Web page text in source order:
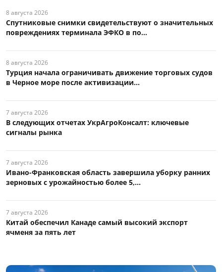
8 августа 2026
Спутниковые снимки свидетельствуют о значительных
повреждениях терминала ЭФКО в по...
8 августа 2026
Турция начала ограничивать движение торговых судов
в Черное море после активизации...
7 августа 2026
В следующих отчетах УкрАгроКонсалт: ключевые
сигналы рынка
7 августа 2026
Ивано-Франковская область завершила уборку ранних
зерновых с урожайностью более 5,...
7 августа 2026
Китай обеспечил Канаде самый высокий экспорт
ячменя за пять лет